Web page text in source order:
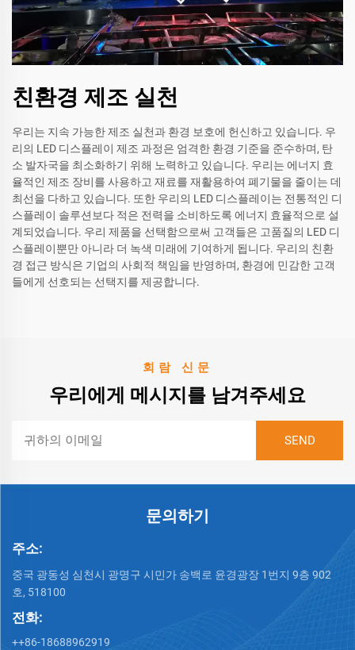
친환경 제조 실천
우리는 지속 가능한 제조 실천과 환경 보호에 헌신하고 있습니다. 우
리의 LED 디스플레이 제조 과정은 엄격한 환경 기준을 준수하며, 탄
소 발자국을 최소화하기 위해 노력하고 있습니다. 우리는 에너지 효
율적인 제조 장비를 사용하고 재료를 재활용하여 폐기물을 줄이는 데
최선을 다하고 있습니다. 또한 우리의 LED 디스플레이는 전통적인 디
스플레이 솔루션보다 적은 전력을 소비하도록 에너지 효율적으로 설
계되었습니다. 우리 제품을 선택함으로써 고객들은 고품질의 LED 디
스플레이뿐만 아니라 더 녹색 미래에 기여하게 됩니다. 우리의 친환
경 접근 방식은 기업의 사회적 책임을 반영하며, 환경에 민감한 고객
들에게 선호되는 선택지를 제공합니다.
회람 신문
우리에게 메시지를 남겨주세요
문의하기
주소:
중국 광동성 심천시 광명구 시민가 송백로 윤경광장 1번지 9층 902
호, 518100
전화:
++86-18688962919